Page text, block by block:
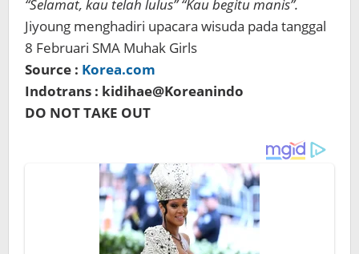
“Selamat, kau telah lulus” “Kau begitu manis”.
Jiyoung menghadiri upacara wisuda pada tanggal
8 Februari SMA Muhak Girls
Source : Korea.com
Indotrans : kidihae@Koreanindo
DO NOT TAKE OUT